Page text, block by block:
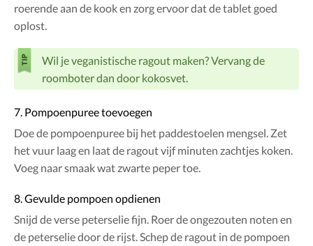
roerende aan de kook en zorg ervoor dat de tablet goed
oplost.
Wil je veganistische ragout maken? Vervang de
roomboter dan door kokosvet.
7. Pompoenpuree toevoegen
Doe de pompoenpuree bij het paddestoelen mengsel. Zet
het vuur laag en laat de ragout vijf minuten zachtjes koken.
Voeg naar smaak wat zwarte peper toe.
8. Gevulde pompoen opdienen
Snijd de verse peterselie fijn. Roer de ongezouten noten en
de peterselie door de rijst. Schep de ragout in de pompoen